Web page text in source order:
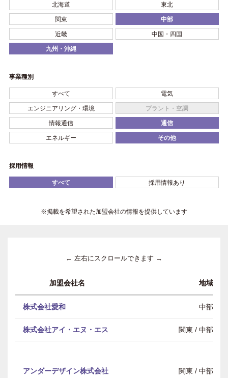
北海道 東北
関東 中部
近畿 中国・四国
九州・沖縄
事業種別
すべて 電気
エンジニアリング・環境 プラント・空調
情報通信 通信
エネルギー その他
採用情報
すべて 採用情報あり
※掲載を希望された加盟会社の情報を提供しています
← 左右にスクロールできます →
加盟会社名 地域
株式会社愛和 中部
株式会社アイ・エヌ・エス 関東 / 中部 / 近
アンダーデザイン株式会社 関東 / 中部 / 近